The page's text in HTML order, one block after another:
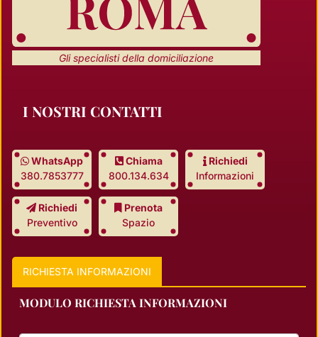
Gli specialisti della domiciliazione
I NOSTRI CONTATTI
WhatsApp
380.7853777
Chiama
800.134.634
Richiedi
Informazioni
Richiedi
Preventivo
Prenota
Spazio
RICHIESTA INFORMAZIONI
MODULO RICHIESTA INFORMAZIONI